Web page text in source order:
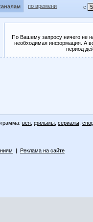
по времени с
По Вашему запросу ничего не
необходимая информация. А
период
вся фильмы сериалы
| Реклама на сайте